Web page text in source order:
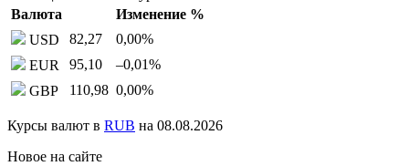
Валюта
Изменение %
USD
82,27 0,00%
EUR
95,10 –0,01%
GBP
110,98 0,00%
Курсы валют в RUB на 08.08.2026
Новое на сайте